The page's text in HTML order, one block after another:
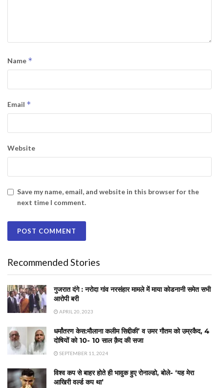
Name *
Email *
Website
Save my name, email, and website in this browser for the
next time I comment.
Recommended Stories
गुजरात दंगे : नरोदा गांव नरसंहार मामले में माया कोडनानी समेत सभी
आरोपी बरी
APRIL 20, 2023
धर्मांतरण केस:मौलाना कलीम सिद्दीकी’ व उमर गौतम को उम्रकैद, 4
दोषियों को 10- 10 साल क़ैद की सजा
SEPTEMBER 11, 2024
विश्व कप से बाहर होते ही भावुक हुए रोनाल्डो, बोले- ‘यह मेरा
आखिरी वर्ल्ड कप था’